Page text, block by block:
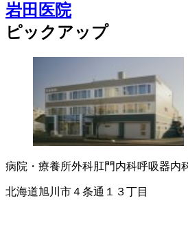
岩田医院
ピックアップ
病院・療養所外科肛門内科呼吸器内
北海道旭川市４条通１３丁目